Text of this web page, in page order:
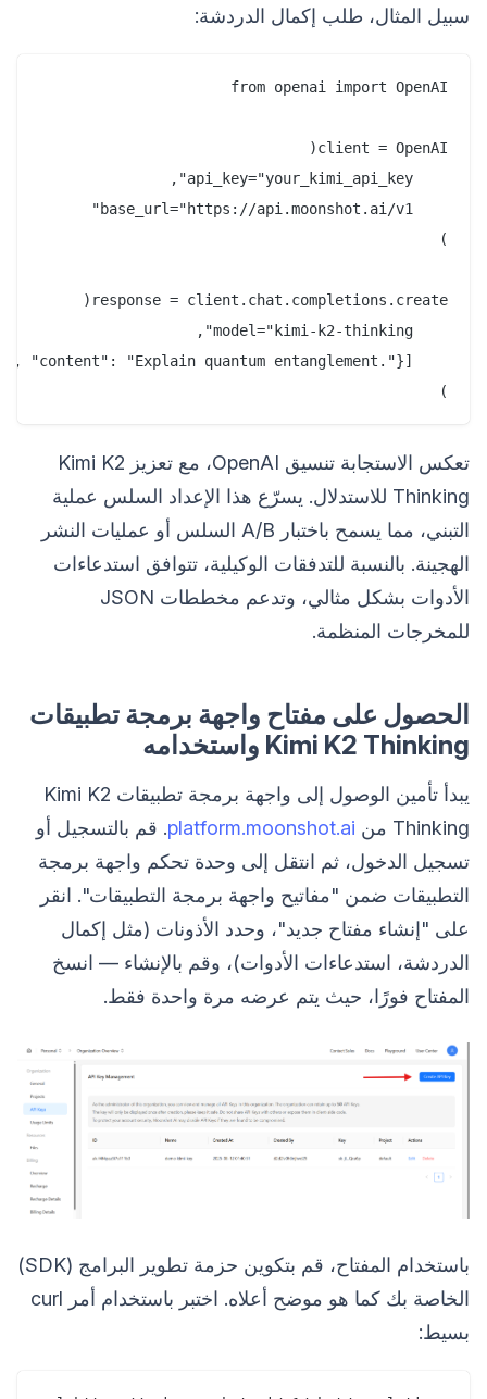
سبيل المثال، طلب إكمال الدردشة:
)
تعكس الاستجابة تنسيق OpenAI، مع تعزيز Kimi K2
Thinking للاستدلال. يسرّع هذا الإعداد السلس عملية
التبني، مما يسمح باختبار A/B السلس أو عمليات النشر
الهجينة. بالنسبة للتدفقات الوكيلية، تتوافق استدعاءات
الأدوات بشكل مثالي، وتدعم مخططات JSON
للمخرجات المنظمة.
الحصول على مفتاح واجهة برمجة تطبيقات
Kimi K2 Thinking واستخدامه
يبدأ تأمين الوصول إلى واجهة برمجة تطبيقات Kimi K2
Thinking من
platform.moonshot.ai. قم بالتسجيل أو
تسجيل الدخول، ثم انتقل إلى وحدة تحكم واجهة برمجة
التطبيقات ضمن "مفاتيح واجهة برمجة التطبيقات". انقر
على "إنشاء مفتاح جديد"، وحدد الأذونات (مثل إكمال
الدردشة، استدعاءات الأدوات)، وقم بالإنشاء — انسخ
المفتاح فورًا، حيث يتم عرضه مرة واحدة فقط.
باستخدام المفتاح، قم بتكوين حزمة تطوير البرامج (SDK)
الخاصة بك كما هو موضح أعلاه. اختبر باستخدام أمر curl
بسيط: